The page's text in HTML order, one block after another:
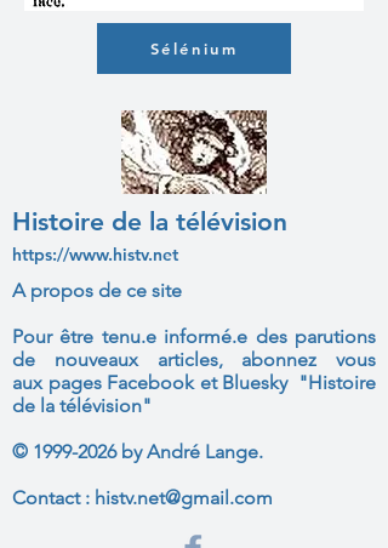
Sélénium
Histoire de la télévision
https://www.histv.net
A propos de ce site
Pour être tenu.e informé.e des parutions
de nouveaux articles, abonnez vous
aux pages Facebook et Bluesky "Histoire
de la télévision"
© 1999-2026by André Lange.
Contact : histv.net@gmail.com